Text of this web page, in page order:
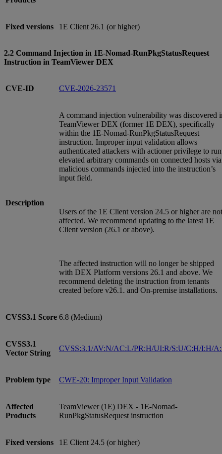
Fixed versions 1E Client 26.1 (or higher)
2.2 Command Injection in 1E-Nomad-RunPkgStatusRequest
Instruction in TeamViewer DEX
CVE-ID CVE-2026-23571
Description
A command injection vulnerability was discovered
TeamViewer DEX (former 1E DEX), specifically
within the 1E-Nomad-RunPkgStatusRequest
instruction. Improper input validation allows
authenticated attackers with actioner privilege to run
elevated arbitrary commands on connected hosts via
malicious commands injected into the instruction’s
input field.
Users of the 1E Client version 24.5 or higher are not
affected. We recommend updating to the latest 1E
Client version (26.1 or above).
The affected instruction will no longer be shipped
with DEX Platform versions 26.1 and above. We
recommend deleting the instruction from tenants
created before v26.1. and On-premise installations.
CVSS3.1 Score 6.8 (Medium)
CVSS3.1
Vector String
CVSS:3.1/AV:N/AC:L/PR:H/UI:R/S:U/C:H/I:H/
Problem type CWE-20: Improper Input Validation
Affected
Products
TeamViewer (1E) DEX - 1E-Nomad-
RunPkgStatusRequest instruction
Fixed versions 1E Client 24.5 (or higher)